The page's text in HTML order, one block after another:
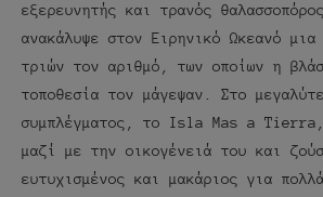
εξερευνητής και τρανός
ανακάλυψε στον Ειρηνικό Ωκεανό μια
τριών τον αριθμό, των οποίων η
τοποθεσία τον μάγεψαν. Στο
συμπλέγματος, το Isla Mas a Tierra,
μαζί με την οικογένειά του και
ευτυχισμένος και μακάριος για